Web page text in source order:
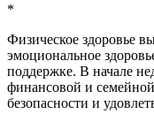
*
Физическое здоровье
эмоциональное
поддержке. В начале
финансовой и семейной
безопасности и